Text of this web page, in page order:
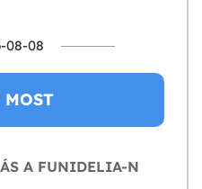
08-08
MOST
A FUNIDELIA-N